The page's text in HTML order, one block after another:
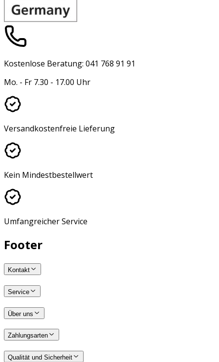
Kostenlose Beratung: 041 768 91 91
Mo. - Fr 7.30 - 17.00 Uhr
Versandkostenfreie Lieferung
Kein Mindestbestellwert
Umfangreicher Service
Footer
Kontakt
Service
Über uns
Zahlungsarten
Qualität und Sicherheit